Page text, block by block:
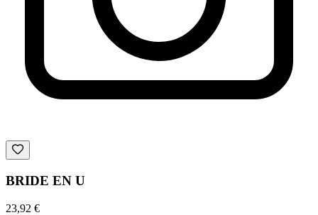
BRIDE EN U
23,92 €